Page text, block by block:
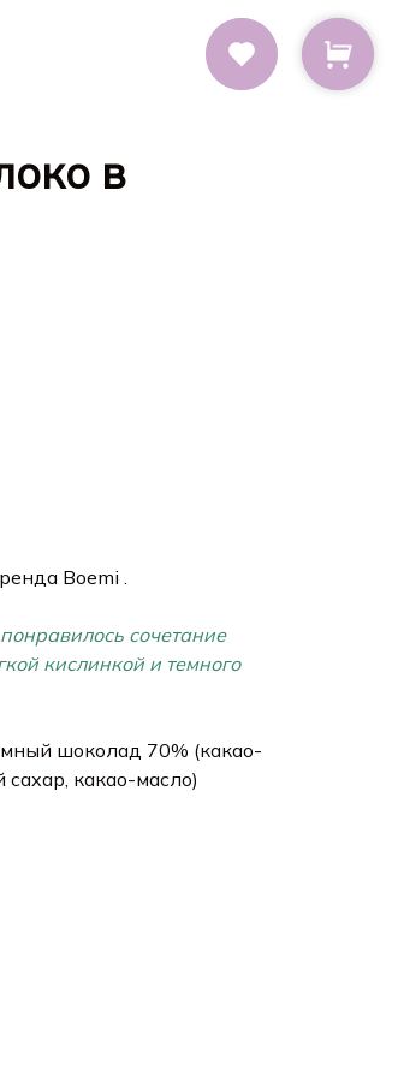
в
Boemi .
сочетание
кислинкой и темного
шоколад 70% (какао-
какао-масло)